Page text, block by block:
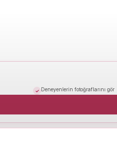
Deneyenlerin fotoğraflarını gör